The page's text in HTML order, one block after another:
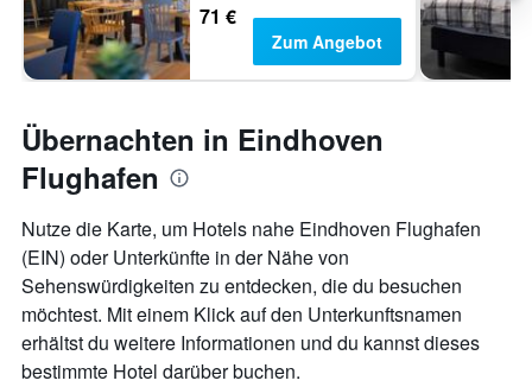
71 €
Zum Angebot
Übernachten in Eindhoven
Flughafen
Nutze die Karte, um Hotels nahe Eindhoven Flughafen
(EIN) oder Unterkünfte in der Nähe von
Sehenswürdigkeiten zu entdecken, die du besuchen
möchtest. Mit einem Klick auf den Unterkunftsnamen
erhältst du weitere Informationen und du kannst dieses
bestimmte Hotel darüber buchen.